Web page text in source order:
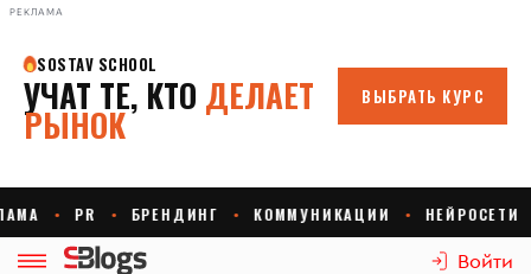
РЕКЛАМА
Войти